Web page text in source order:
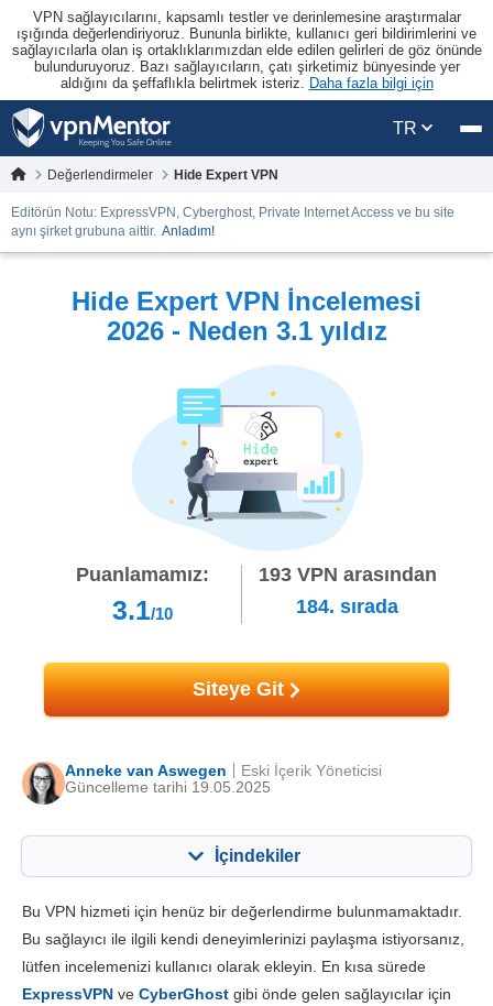
VPN sağlayıcılarını, kapsamlı testler ve derinlemesine araştırmalar
ışığında değerlendiriyoruz. Bununla birlikte, kullanıcı geri bildirimlerini ve
sağlayıcılarla olan iş ortaklıklarımızdan elde edilen gelirleri de göz önünde
bulunduruyoruz. Bazı sağlayıcıların, çatı şirketimiz bünyesinde yer
aldığını da şeffaflıkla belirtmek isteriz. Daha fazla bilgi için
TR
Değerlendirmeler Hide Expert VPN
Editörün Notu: ExpressVPN, Cyberghost, Private Internet Access ve bu site
aynı şirket grubuna aittir. Anladım!
Hide Expert VPN İncelemesi
2026 - Neden 3.1 yıldız
Puanlamamız:
3.1/10
193VPN arasından
184. sırada
Siteye Git
Anneke van Aswegen
Güncelleme tarihi 19.05.2025
Eski İçerik Yöneticisi
İçindekiler
Önemli Özellikler 3.0
Kurulum ve Uygulamalar 5.0
Bu VPN hizmeti için henüz bir değerlendirme bulunmamaktadır.
Bu sağlayıcı ile ilgili kendi deneyimlerinizi paylaşma istiyorsanız,
lütfen incelemenizi kullanıcı olarak ekleyin. En kısa sürede
ExpressVPN ve CyberGhost gibi önde gelen sağlayıcılar için